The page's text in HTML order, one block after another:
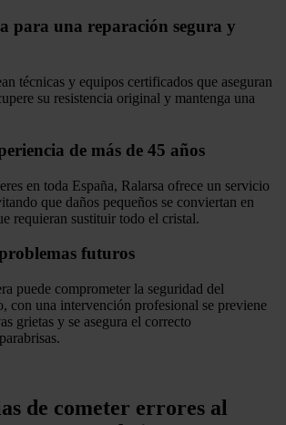
para una reparación segura y
técnicas y equipos certificados que aseguran
su resistencia original y mantenga una
de más de 45 años
en toda España, Ralarsa ofrece un servicio
que daños pequeños se conviertan en
requieran sustituir todo el cristal.
futuros
puede comprometer la seguridad del
con una intervención profesional se previene
grietas y se asegura el correcto
de cometer errores al